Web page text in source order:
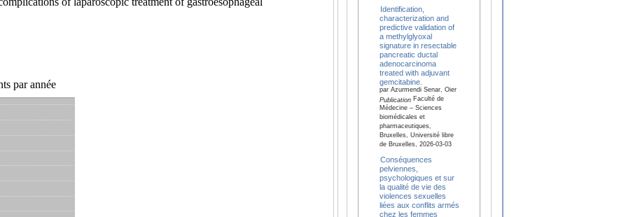
Identification,
characterization and
predictive validation of
a methylglyoxal
signature in resectable
pancreatic ductal
adenocarcinoma
treated with adjuvant
gemcitabine.
par Azurmendi Senar, Oier
PublicationFaculté de
Médecine – Sciences
biomédicales et
pharmaceutiques,
Bruxelles, Université libre
de Bruxelles, 2026-03-03
Conséquences
pelviennes,
psychologiques et sur
la qualité de vie des
violences sexuelles
liées aux conflits armés
chez les femmes